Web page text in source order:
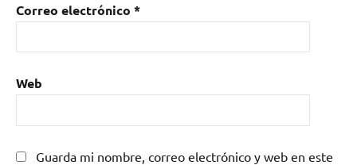
Correo electrónico *
Web
Guarda mi nombre, correo electrónico y web en este